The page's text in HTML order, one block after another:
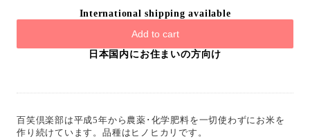
International shipping available
Add to cart
日本国内にお住まいの方向け
百笑倶楽部は平成5年から農薬･化学肥料を一切使わずにお米を
作り続けています。品種はヒノヒカリです。